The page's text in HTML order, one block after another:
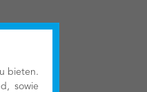
bieten.
sowie